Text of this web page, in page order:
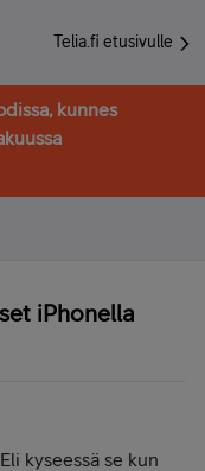
Telia.fi etusivulle
kunnes
iPhonella
kyseessä se kun